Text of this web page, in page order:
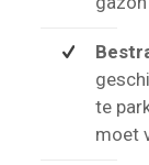
te
moet